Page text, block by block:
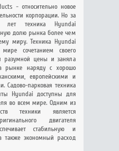
- относительно новое
корпорации. Но за
лет техника Hyundai
долю рынка более чем
миру. Техника Hyundai
сочетанием своего
разумной цены и заняла
рынке наряду с хорошо
европейскими и
Садово-парковая техника
Hyundai доступны для
во всем мире. Одним из
техники является
двигателя
стабильную и
также экономный расход